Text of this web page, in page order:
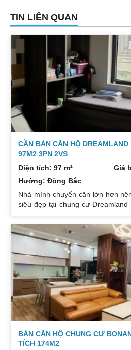
TIN LIÊN QUAN
CẦN BÁN CĂN HỘ DREAMLAND
97M2 3PN 2VS
Diện tích: 97 m²
Giá
Hướng: Đông Bắc
Nhà mình chuyển căn lớn hơn
siêu đẹp tại chung cư Dreamland
hợp lý các phòng đều tràn ngập
cửa Bắc. Ban công Tây. Tầng
mát. Nhà nguyên Bản CĐT. Giá
đẹp. Liên hệ : 0832133366
BÁN CĂN HỘ CHUNG CƯ
TÍCH 174M2